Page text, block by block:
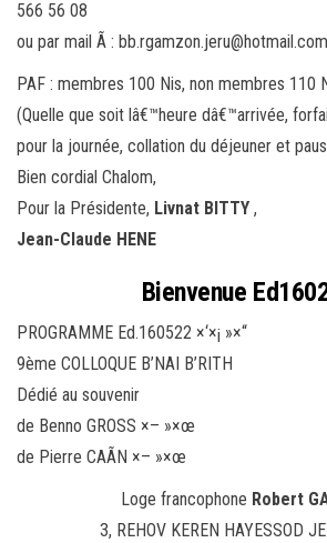
566 56 08
ou par mail Ã : bb.rgamzon.jeru@hotmail.com
PAF : membres 100 Nis, non membres 110
(Quelle que soit lâ€™heure dâ€™arrivée,
pour la journée, collation du déjeuner et
Bien cordial Chalom,
Pour la Présidente, Livnat BITTY ,
Jean-Claude HENE
Bienvenue
PROGRAMME Ed.160522 ×‘×¡ »×“
9ème COLLOQUE B’NAI B’RITH
Dédié au souvenir
de Benno GROSS ×– »×œ
de Pierre CAÃN ×– »×œ
Loge francophone Robert
3, REHOV KEREN HAYESSOD